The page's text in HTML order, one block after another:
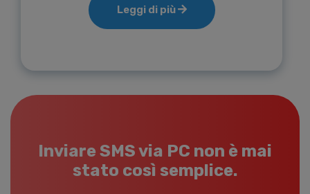
Leggi di più
Inviare SMS via PC non è mai
stato così semplice.